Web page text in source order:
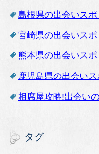
島根県の出会いスポ
宮崎県の出会いスポ
熊本県の出会いスポ
鹿児島県の出会いス
相席屋攻略!出会い
タグ